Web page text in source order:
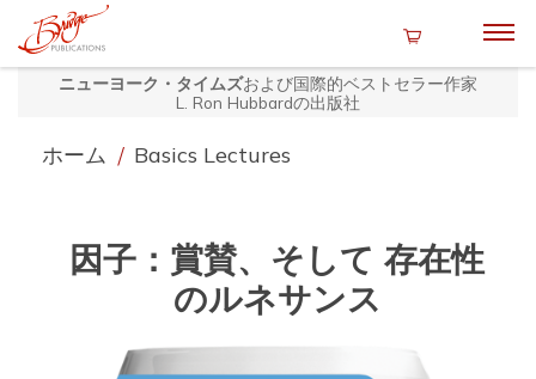
ニューヨーク・タイムズおよび国際的ベストセラー作家
L. Ron Hubbardの出版社
ホーム / Basics Lectures
因子：賞賛、そして 存在性
のルネサンス